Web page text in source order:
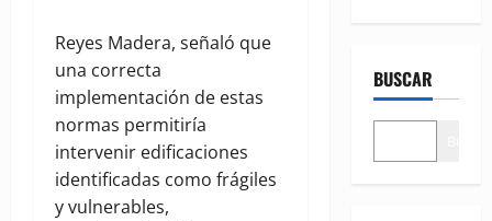
Reyes Madera, señaló que
una correcta
implementación de estas
normas permitiría
intervenir edificaciones
identificadas como frágiles
y vulnerables,
BUSCAR